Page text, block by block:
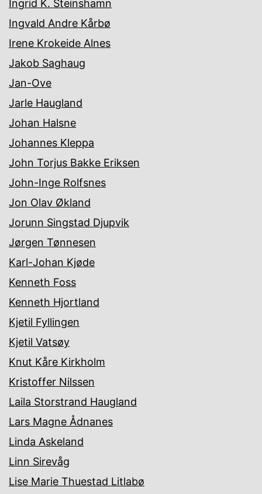
Ingrid K. Steinshamn
Ingvald Andre Kårbø
Irene Krokeide Alnes
Jakob Saghaug
Jan-Ove
Jarle Haugland
Johan Halsne
Johannes Kleppa
John Torjus Bakke Eriksen
John-Inge Rolfsnes
Jon Olav Økland
Jorunn Singstad Djupvik
Jørgen Tønnesen
Karl-Johan Kjøde
Kenneth Foss
Kenneth Hjortland
Kjetil Fyllingen
Kjetil Vatsøy
Knut Kåre Kirkholm
Kristoffer Nilssen
Laila Storstrand Haugland
Lars Magne Ådnanes
Linda Askeland
Linn Sirevåg
Lise Marie Thuestad Litlabø